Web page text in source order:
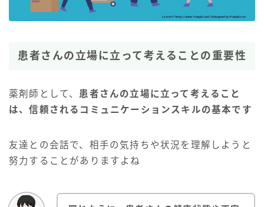
患者さんの立場に立って考えることの重要性
薬剤師として、 患者さんの立場に立って考えること
は、信頼されるコミュニケーションスキルの基本です
友達との会話で、相手の気持ちや状況を理解しようと
努力することがありますよね